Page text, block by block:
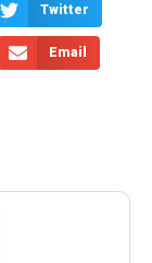
Twitter
Email